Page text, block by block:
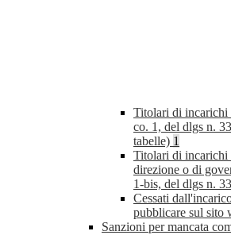
Titolari di
co. 1, del dlgs n.
tabelle) 1
Titolari di incarichi
direzione o di
1-bis, del dlgs n.
Cessati
pubblicare sul sito
Sanzioni per mancata